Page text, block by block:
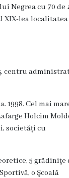
Negrea cu 70 de
XIX-lea localitatea
centru
1998. Cel mai
Holcim
societăţi cu
5 grădiniţe
o Şcoală